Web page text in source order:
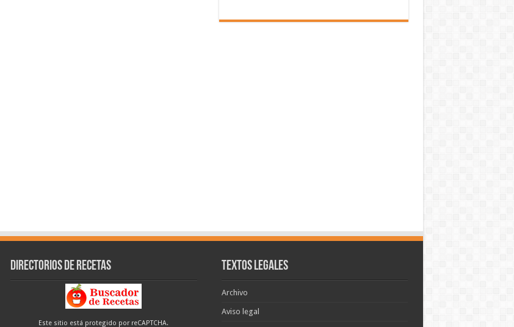
Directorios de recetas
Este sitio está protegido por reCAPTCHA.
Textos legales
Archivo
Aviso legal